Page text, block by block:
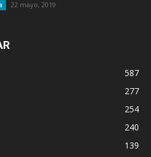
22 mayo, 2019
587
277
254
240
139